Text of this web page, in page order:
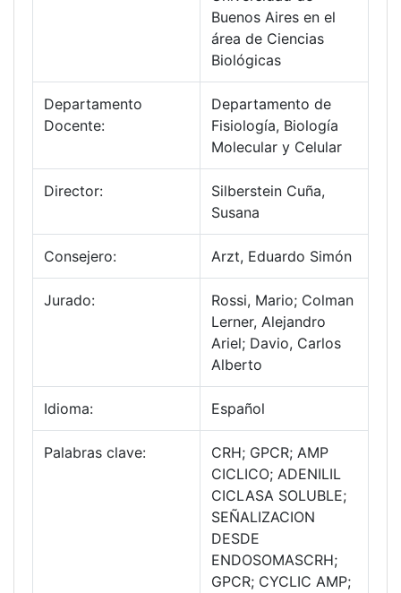
Buenos Aires en el
área de Ciencias
Biológicas
Departamento
Docente:
Departamento de
Fisiología, Biología
Molecular y Celular
Director:
Silberstein Cuña,
Susana
Consejero: Arzt, Eduardo Simón
Jurado:
Rossi, Mario; Colman
Lerner, Alejandro
Ariel; Davio, Carlos
Alberto
Idioma: Español
Palabras clave:
CRH; GPCR; AMP
CICLICO; ADENILIL
CICLASA SOLUBLE;
SEÑALIZACION
DESDE
ENDOSOMASCRH;
GPCR; CYCLIC AMP;